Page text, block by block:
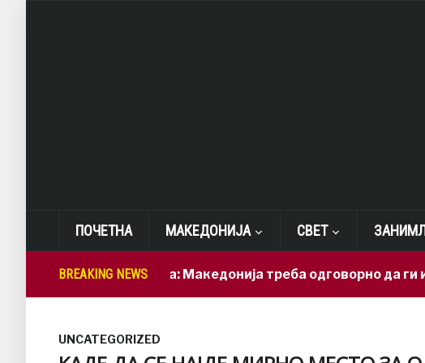
ПОЧЕТНА МАКЕДОНИЈА СВЕТ
BREAKING NEWS
Лепиткова: Македонија треба одговорно да ги
UNCATEGORIZED